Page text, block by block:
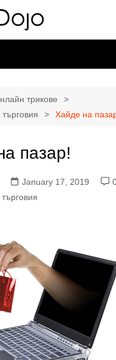
трикове
Хайде на
пазар!
January 17, 2019